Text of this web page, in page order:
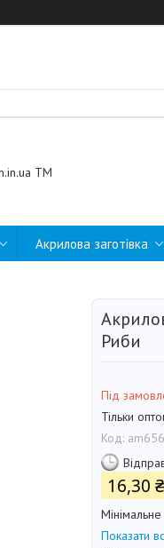
ТМ
Акрилова заготівка
Риби
Під
Тільки
Код:
16,30 ₴
Показати